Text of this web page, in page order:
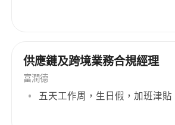
供應鏈及跨境業務合規經理
富潤德
五天工作周，生日假，加班津貼